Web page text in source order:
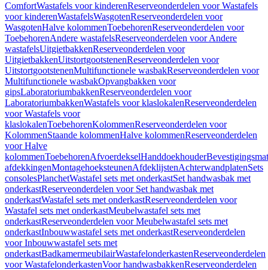
ComfortWastafels voor kinderenReserveonderdelen voor Wastafels
voor kinderenWastafelsWasgotenReserveonderdelen voor
WasgotenHalve kolommenToebehorenReserveonderdelen voor
ToebehorenAndere wastafelsReserveonderdelen voor Andere
wastafelsUitgietbakkenReserveonderdelen voor
UitgietbakkenUitstortgootstenenReserveonderdelen voor
UitstortgootstenenMultifunctionele wasbakReserveonderdelen voor
Multifunctionele wasbakOpvangbakken voor
gipsLaboratoriumbakkenReserveonderdelen voor
LaboratoriumbakkenWastafels voor klaslokalenReserveonderdelen
voor Wastafels voor
klaslokalenToebehorenKolommenReserveonderdelen voor
KolommenStaande kolommenHalve kolommenReserveonderdelen
voor Halve
kolommenToebehorenAfvoerdekselHanddoekhouder
afdekkingenMontagehoeksteunenAfdeklijstenAchterwandplatenSets
consolesPlanchetWastafel sets met onderkastSet handwasbak met
onderkastReserveonderdelen voor Set handwasbak met
onderkastWastafel sets met onderkastReserveonderdelen voor
Wastafel sets met onderkastMeubelwastafel sets met
onderkastReserveonderdelen voor Meubelwastafel sets met
onderkastInbouwwastafel sets met onderkastReserveonderdelen
voor Inbouwwastafel sets met
onderkastBadkamermeubilairWastafelonderkastenReserveonderdelen
voor WastafelonderkastenVoor handwasbakkenReserveonderdelen